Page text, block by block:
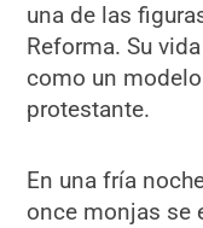
una de las
Reforma. Su
como un
protestante.
En una fría
once monjas se